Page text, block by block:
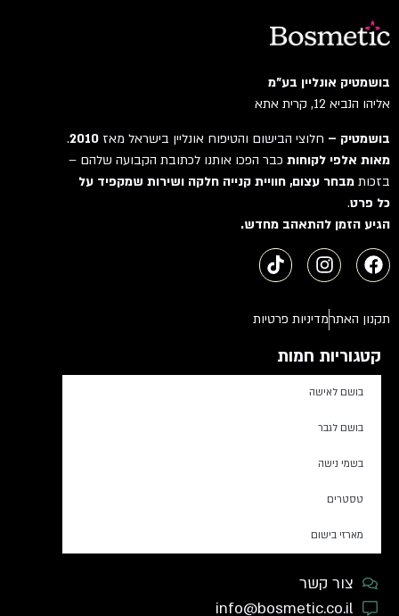
בושמטיק אונליין בע"מ
אליהו הנביא 12, קרית אתא
בושמטיק –חלוצי הבישום והטיפוח אונליין בישראל מאז2010
.
מאות אלפי לקוחותכבר הפכו אותנו לכתובת הקבועה שלהם –
בזכותמבחר עצום, חוויית קנייה חלקה ושירות שמקפיד על
כל פרט.
הגיע הזמן להתאהב מחדש.
תקנון האתרמדיניות פרטיות
קטגוריות חמות
בושם לאישה
בושם לגבר
בשמי נישה
טסטרים
מארזי בישום
צור קשר
info@bosmetic.co.il